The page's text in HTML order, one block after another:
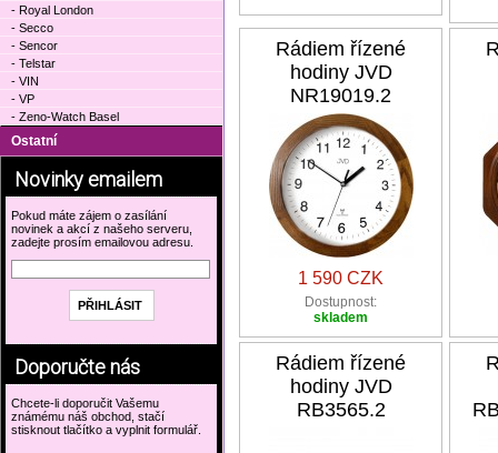
Rádiem řízené
hodiny JVD
NR19019.2
1 590 CZK
Dostupnost:
skladem
Rádiem řízené
hodiny JVD
RB3565.2
- Royal London
- Secco
- Sencor
- Telstar
- VIN
- VP
- Zeno-Watch Basel
Ostatní
Novinky emailem
Pokud máte zájem o zasílání
novinek a akcí z našeho serveru,
zadejte prosím emailovou adresu.
Doporučte nás
Chcete-li doporučit Vašemu
známému náš obchod, stačí
stisknout tlačítko a vyplnit formulář.